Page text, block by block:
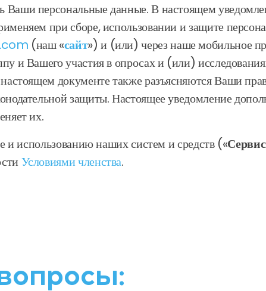
персональные данные. В настоящем
при сборе, использовании и защите
(наш «сайт») и (или) через наше мобильное
и Вашего участия в опросах и (или)
документе также разъясняются Ваши
защиты. Настоящее уведомление
их.
и использованию наших систем и средств («
Условиями членства.